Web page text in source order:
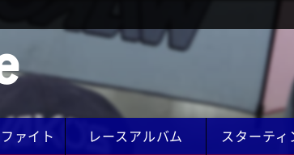
ァイト レースアルバム スターティ